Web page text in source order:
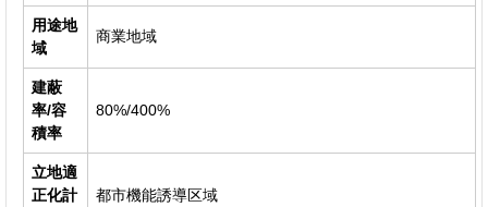
用途地
域
商業地域
建蔽
率/容
積率
80%/400%
立地適
正化計
都市機能誘導区域